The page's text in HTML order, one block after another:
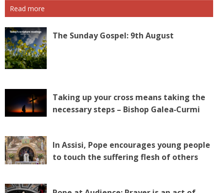
Read more
The Sunday Gospel: 9th August
Taking up your cross means taking the
necessary steps – Bishop Galea‑Curmi
In Assisi, Pope encourages young people
to touch the suffering flesh of others